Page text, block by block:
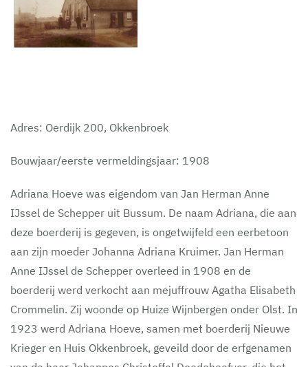
Adres: Oerdijk 200, Okkenbroek
Bouwjaar/eerste vermeldingsjaar: 1908
Adriana Hoeve was eigendom van Jan Herman Anne
IJssel de Schepper uit Bussum. De naam Adriana, die aan
deze boerderij is gegeven, is ongetwijfeld een eerbetoon
aan zijn moeder Johanna Adriana Kruimer. Jan Herman
Anne IJssel de Schepper overleed in 1908 en de
boerderij werd verkocht aan mejuffrouw Agatha Elisabeth
Crommelin. Zij woonde op Huize Wijnbergen onder Olst. In
1923 werd Adriana Hoeve, samen met boerderij Nieuwe
Krieger en Huis Okkenbroek, geveild door de erfgenamen